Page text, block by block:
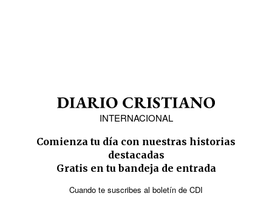
INTERNACIONAL
Comienza tu día con nuestras historias
destacadas
Gratis en tu bandeja de entrada
Cuando te suscribes al boletín de CDI